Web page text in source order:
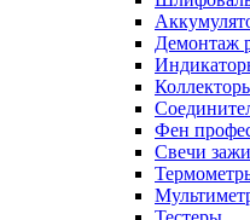
Демонтаж
Фен
Свечи